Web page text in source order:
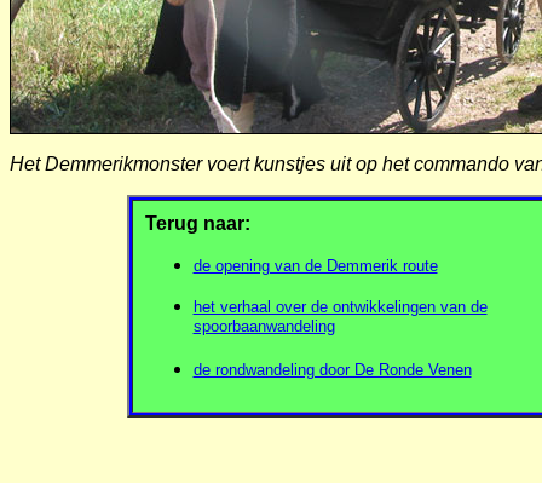
Het Demmerikmonster voert kunstjes uit op het commando
Terug naar:
de opening van de Demmerik route
het verhaal over de ontwikkelingen van de
spoorbaanwandeling
de rondwandeling door De Ronde Venen